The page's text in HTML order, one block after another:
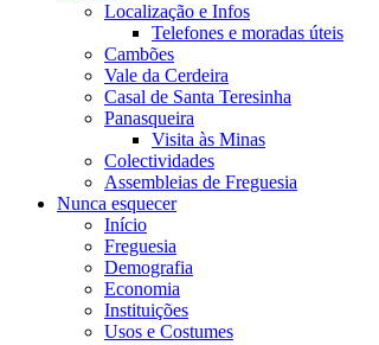
Localização e Infos
Telefones e moradas úteis
Cambões
Vale da Cerdeira
Casal de Santa Teresinha
Panasqueira
Visita às Minas
Colectividades
Assembleias de Freguesia
Nunca esquecer
Início
Freguesia
Demografia
Economia
Instituições
Usos e Costumes